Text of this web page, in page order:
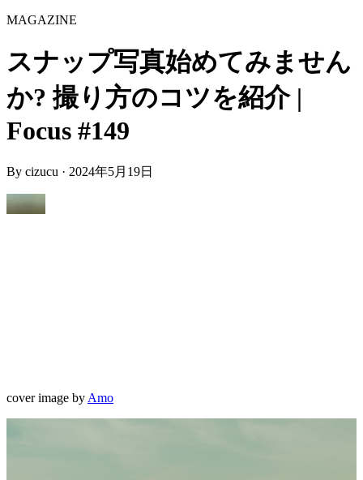
MAGAZINE
スナップ写真始めてみません
か? 撮り方のコツを紹介 |
Focus #149
By cizucu · 2024年5月19日
cover image by Amo